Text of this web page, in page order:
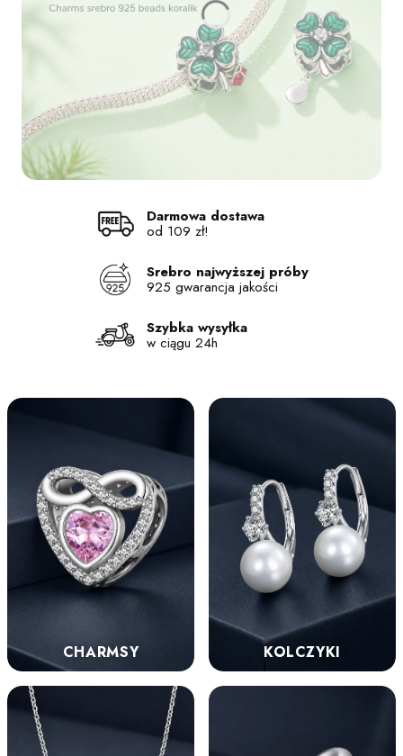
Darmowa dostawa
od 109 zł!
Srebro najwyższej próby
925 gwarancja jakości
Szybka wysyłka
w ciągu 24h
CHARMSY KOLCZYKI